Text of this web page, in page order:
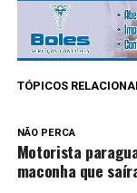
TÓPICOS
NÃO PERCA
Motorista
maconha que